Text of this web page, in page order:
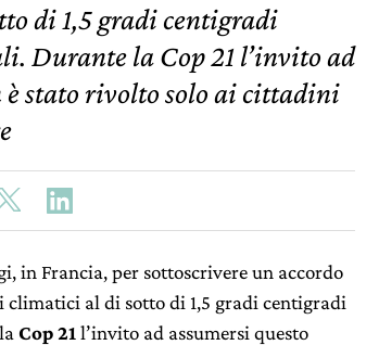
di 1,5 gradi centigradi
Durante la Cop 21 l’invito ad
è stato rivolto solo ai cittadini
in Francia, per sottoscrivere un accordo
al di sotto di 1,5 gradi centigradi
Cop 21 l’invito ad assumersi questo